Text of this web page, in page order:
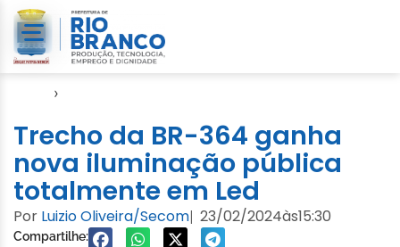
›
Trecho da BR-364 ganha
nova iluminação pública
totalmente em Led
Por Luizio Oliveira/Secom| 23/02/2024às15:30
Compartilhe: